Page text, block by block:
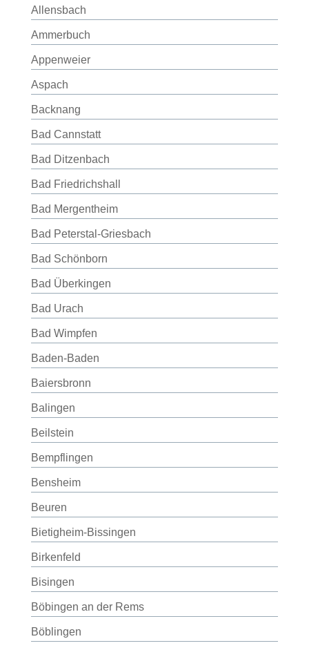
Allensbach
Ammerbuch
Appenweier
Aspach
Backnang
Bad Cannstatt
Bad Ditzenbach
Bad Friedrichshall
Bad Mergentheim
Bad Peterstal-Griesbach
Bad Schönborn
Bad Überkingen
Bad Urach
Bad Wimpfen
Baden-Baden
Baiersbronn
Balingen
Beilstein
Bempflingen
Bensheim
Beuren
Bietigheim-Bissingen
Birkenfeld
Bisingen
Böbingen an der Rems
Böblingen